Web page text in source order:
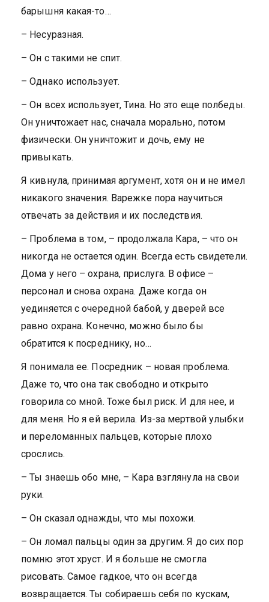
барышня какая-то…
– Несуразная.
– Он с такими не спит.
– Однако использует.
– Он всех использует, Тина. Но это еще полбеды.
Он уничтожает нас, сначала морально, потом
физически. Он уничтожит и дочь, ему не
привыкать.
Я кивнула, принимая аргумент, хотя он и не имел
никакого значения. Варежке пора научиться
отвечать за действия и их последствия.
– Проблема в том, – продолжала Кара, – что он
никогда не остается один. Всегда есть свидетели.
Дома у него – охрана, прислуга. В офисе –
персонал и снова охрана. Даже когда он
уединяется с очередной бабой, у дверей все
равно охрана. Конечно, можно было бы
обратится к посреднику, но…
Я понимала ее. Посредник – новая проблема.
Даже то, что она так свободно и открыто
говорила со мной. Тоже был риск. И для нее, и
для меня. Но я ей верила. Из-за мертвой улыбки
и переломанных пальцев, которые плохо
срослись.
– Ты знаешь обо мне, – Кара взглянула на свои
руки.
– Он сказал однажды, что мы похожи.
– Он ломал пальцы один за другим. Я до сих пор
помню этот хруст. И я больше не смогла
рисовать. Самое гадкое, что он всегда
возвращается. Ты собираешь себя по кускам,